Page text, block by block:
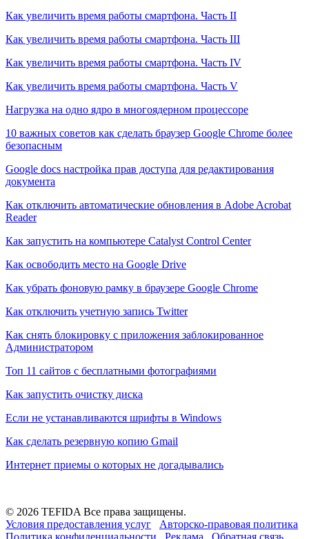
Как увеличить время работы смартфона. Часть II
Как увеличить время работы смартфона. Часть III
Как увеличить время работы смартфона. Часть IV
Как увеличить время работы смартфона. Часть V
Нагрузка на одно ядро в многоядерном процессоре
10 важных советов как сделать браузер Google Chrome более
безопасным
Google docs настройка прав доступа для редактирования
документа
Как отключить автоматические обновления в Adobe Acrobat
Reader
Как запустить на компьютере Catalyst Control Center
Как освободить место на Google Drive
Как убрать фоновую рамку в браузере Google Chrome
Как отключить учетную запись Twitter
Как снять блокировку с приложения заблокированное
Администратором
Топ 11 сайтов с бесплатными фотографиями
Как запустить очистку диска
Если не устанавливаются шрифты в Windows
Как сделать резервную копию Gmail
Интернет приемы о которых не догадывались
© 2026 TEFIDA Все права защищены.
Условия предоставления услуг
Авторско-правовая политика